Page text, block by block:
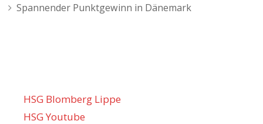
Navigation
Spannender Punktgewinn in Dänemark
HSG Blomberg Lippe
HSG Youtube